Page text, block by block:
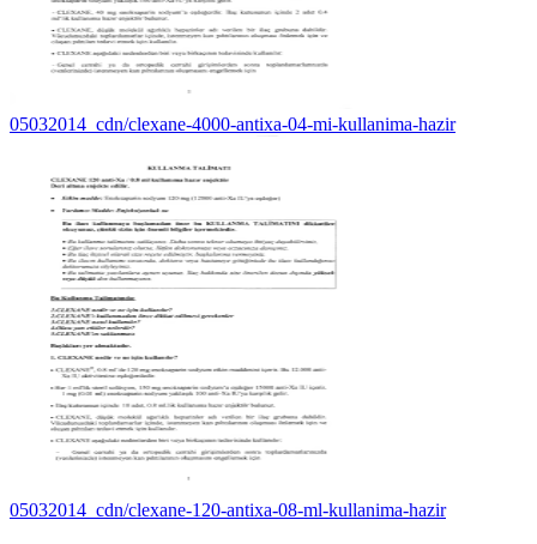
05032014_cdn/clexane-4000-antixa-04-mi-kullanima-hazir
05032014_cdn/clexane-120-antixa-08-ml-kullanima-hazir